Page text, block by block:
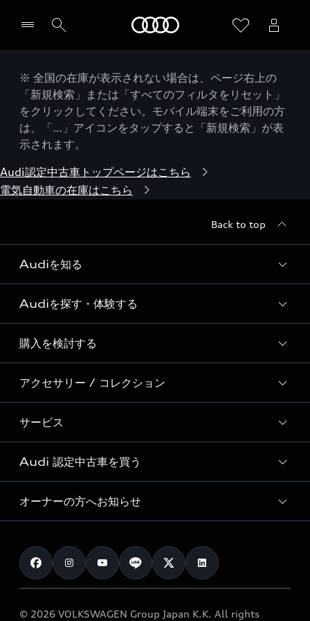
※ 全国の在庫が表示されない場合は、ページ右上の
「新規検索」または「すべてのフィルタをリセット」
をクリックしてください。モバイル端末をご利用の方
は、「…」アイコンをタップすると「新規検索」が表
示されます。
Audi認定中古車トップページはこちら
電気自動車の在庫はこちら
Back to top
Audiを知る
Audi ブランド
Story of Progress
Audi Sport
Formula 1®
デジタルサービス
Audiを探す・体験する
ディーラー検索
新車在庫検索
試乗車・展示車検索
見積り依頼
試乗予約
購入を検討する
モデル一覧
特別仕様モデル / 限定モデル
e-tronラインアップ
価格シミュレーション
車両比較
カタログ一覧
アクセサリー / コレクション
純正アクセサリー
オンラインショップ
Audi collection
アウディナビアプリ
サービス
サービス入庫予約
サービスプログラム
メンテナンス
車検 / 定期点検
e-tronアフターサポート
Audi 認定中古車を買う
Audi認定中古車
クオリティ
保証
メンテナンス
オーナーの方へお知らせ
お知らせ
オーナー様向けキャンペーン
© 2026 VOLKSWAGEN Group Japan K.K. All rights